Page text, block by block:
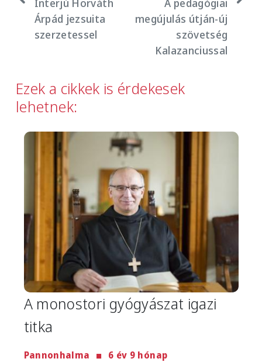
Árpád jezsuita
szerzetessel
megújulás útján-új
szövetség
Kalazanciussal
Ezek a cikkek is érdekesek
lehetnek:
Image
A monostori gyógyászat igazi
titka
Pannonhalma 6 év 9 hónap